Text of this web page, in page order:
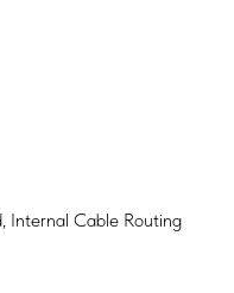
Internal Cable Routing